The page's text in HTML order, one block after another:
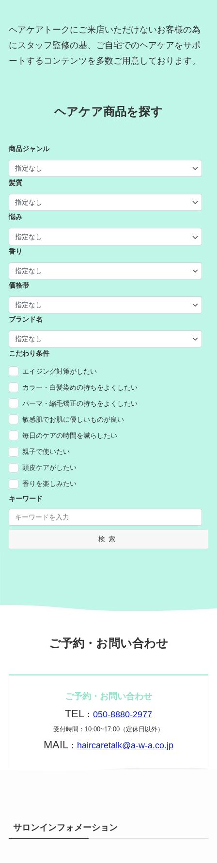
ヘアケアトークにご来店いただけないお客様の為
にスタッフ監修の基、ご自宅でのヘアケアをサポ
ートするコンテンツを多数ご用意しております。
ヘアケア商品を探す
商品ジャンル
髪質
悩み
香り
価格帯
ブランド名
こだわり条件
エイジング対策がしたい
カラー・白髪染めの持ちをよくしたい
パーマ・縮毛矯正の持ちをよくしたい
敏感肌でお肌に優しいものが良い
毎日のケアの時間を減らしたい
親子で使いたい
頭皮ケアがしたい
香りを楽しみたい
キーワード
検索
ご予約・お問い合わせ
ご予約・お問い合わせ
TEL ： 050-8880-2977
受付時間：10:00~17:00（定休日以外）
MAIL ： haircaretalk@a-w-a.co.jp
サロンインフォメーション